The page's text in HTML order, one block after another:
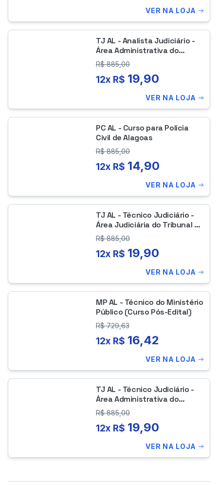
VER NA LOJA
TJ AL - Analista Judiciário -
Área Administrativa do
Tribunal de Justiça de
Alagoas
R$885,00
12x R$ 19,90
VER NA LOJA
PC AL - Curso para Polícia
Civil de Alagoas
R$885,00
12x R$ 14,90
VER NA LOJA
TJ AL - Técnico Judiciário -
Área Judiciária do Tribunal de
Justiça de Alagoas
R$885,00
12x R$ 19,90
VER NA LOJA
MP AL - Técnico do Ministério
Público (Curso Pós-Edital)
R$729,63
12x R$ 16,42
VER NA LOJA
TJ AL - Técnico Judiciário -
Área Administrativa do
Tribunal de Justiça de
Alagoas
R$885,00
12x R$ 19,90
VER NA LOJA